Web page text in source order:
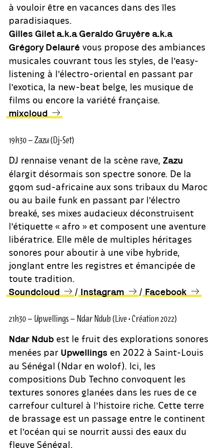
à vouloir être en vacances dans des îles
paradisiaques.
Gilles Gilet a.k.a Geraldo Gruyère a.k.a
Grégory Delauré vous propose des ambiances
musicales couvrant tous les styles, de l’easy-
listening à l’électro-oriental en passant par
l’exotica, la new-beat belge, les musique de
films ou encore la variété française.
mixcloud
19h30 – Zazu (Dj-Set)
DJ rennaise venant de la scène rave, Zazu
élargit désormais son spectre sonore. De la
gqom sud-africaine aux sons tribaux du Maroc
ou au baile funk en passant par l’électro
breaké, ses mixes audacieux déconstruisent
l’étiquette « afro » et composent une aventure
libératrice. Elle mêle de multiples héritages
sonores pour aboutir à une vibe hybride,
jonglant entre les registres et émancipée de
toute tradition.
Soundcloud / Instagram / Facebook
21h30 – Upwellings – Ndar Ndub (Live • Création 2022)
Ndar Ndub est le fruit des explorations sonores
menées par Upwellings en 2022 à Saint-Louis
au Sénégal (Ndar en wolof). Ici, les
compositions Dub Techno convoquent les
textures sonores glanées dans les rues de ce
carrefour culturel à l’histoire riche. Cette terre
de brassage est un passage entre le continent
et l’océan qui se nourrit aussi des eaux du
fleuve Sénégal.